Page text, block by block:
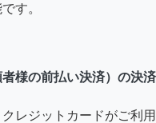
す。
様の前払い決済）の決
レジットカードがご利